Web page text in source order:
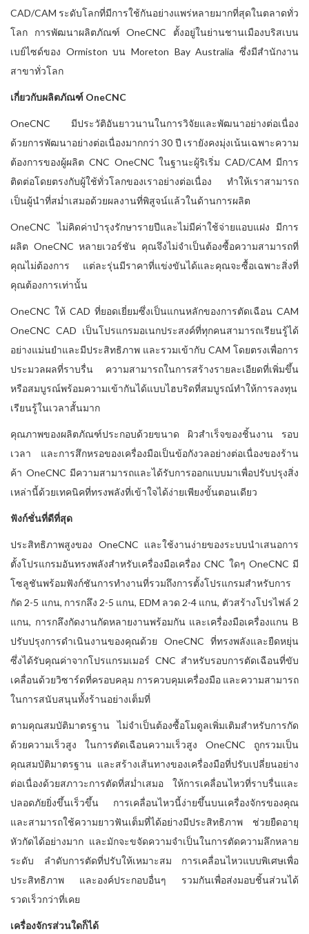
CAD/CAM ระดับโลกที่มีการใช้กันอย่างแพร่หลายมากที่สุดในตลาดทั่ว
โลก การพัฒนาผลิตภัณฑ์ OneCNC ตั้งอยู่ในย่านชานเมืองบริสเบน
เบย์ไซด์ของ Ormiston บน Moreton Bay Australia ซึ่งมีสำนักงาน
สาขาทั่วโลก
เกี่ยวกับผลิตภัณฑ์ OneCNC
OneCNC มีประวัติอันยาวนานในการวิจัยและพัฒนาอย่างต่อเนื่อง
ด้วยการพัฒนาอย่างต่อเนื่องมากกว่า 30 ปี เรายังคงมุ่งเน้นเฉพาะความ
ต้องการของผู้ผลิต CNC OneCNC ในฐานะผู้ริเริ่ม CAD/CAM มีการ
ติดต่อโดยตรงกับผู้ใช้ทั่วโลกของเราอย่างต่อเนื่อง ทำให้เราสามารถ
เป็นผู้นำที่สม่ำเสมอด้วยผลงานที่พิสูจน์แล้วในด้านการผลิต
OneCNC ไม่คิดค่าบำรุงรักษารายปีและไม่มีค่าใช้จ่ายแอบแฝง มีการ
ผลิต OneCNC หลายเวอร์ชัน คุณจึงไม่จำเป็นต้องซื้อความสามารถที่
คุณไม่ต้องการ แต่ละรุ่นมีราคาที่แข่งขันได้และคุณจะซื้อเฉพาะสิ่งที่
คุณต้องการเท่านั้น
OneCNC ให้ CAD ที่ยอดเยี่ยมซึ่งเป็นแกนหลักของการตัดเฉือน CAM
OneCNC CAD เป็นโปรแกรมอเนกประสงค์ที่ทุกคนสามารถเรียนรู้ได้
อย่างแม่นยำและมีประสิทธิภาพ และรวมเข้ากับ CAM โดยตรงเพื่อการ
ประมวลผลที่ราบรื่น ความสามารถในการสร้างรายละเอียดที่เพิ่มขึ้น
หรือสมบูรณ์พร้อมความเข้ากันได้แบบไฮบริดที่สมบูรณ์ทำให้การลงทุน
เรียนรู้ในเวลาสั้นมาก
คุณภาพของผลิตภัณฑ์ประกอบด้วยขนาด ผิวสำเร็จของชิ้นงาน รอบ
เวลา และการสึกหรอของเครื่องมือเป็นข้อกังวลอย่างต่อเนื่องของร้าน
ค้า OneCNC มีความสามารถและได้รับการออกแบบมาเพื่อปรับปรุงสิ่ง
เหล่านี้ด้วยเทคนิคที่ทรงพลังที่เข้าใจได้ง่ายเพียงขั้นตอนเดียว
ฟังก์ชั่นที่ดีที่สุด
ประสิทธิภาพสูงของ OneCNC และใช้งานง่ายของระบบนำเสนอการ
ตั้งโปรแกรมอันทรงพลังสำหรับเครื่องมือเครื่อง CNC ใดๆ OneCNC มี
โซลูชันพร้อมฟังก์ชันการทำงานที่รวมถึงการตั้งโปรแกรมสำหรับการ
กัด 2-5 แกน, การกลึง 2-5 แกน, EDM ลวด 2-4 แกน, ตัวสร้างโปรไฟล์ 2
แกน, การกลึงกัดงานกัดหลายงานพร้อมกัน และเครื่องมือเครื่องแกน B
ปรับปรุงการดำเนินงานของคุณด้วย OneCNC ที่ทรงพลังและยืดหยุ่น
ซึ่งได้รับคุณค่าจากโปรแกรมเมอร์ CNC สำหรับรอบการตัดเฉือนที่ขับ
เคลื่อนด้วยวิซาร์ดที่ครอบคลุม การควบคุมเครื่องมือ และความสามารถ
ในการสนับสนุนทั้งร้านอย่างเต็มที่
ตามคุณสมบัติมาตรฐาน ไม่จำเป็นต้องซื้อโมดูลเพิ่มเติมสำหรับการกัด
ด้วยความเร็วสูง ในการตัดเฉือนความเร็วสูง OneCNC ถูกรวมเป็น
คุณสมบัติมาตรฐาน และสร้างเส้นทางของเครื่องมือที่ปรับเปลี่ยนอย่าง
ต่อเนื่องด้วยสภาวะการตัดที่สม่ำเสมอ ให้การเคลื่อนไหวที่ราบรื่นและ
ปลอดภัยยิ่งขึ้นเร็วขึ้น การเคลื่อนไหวนี้ง่ายขึ้นบนเครื่องจักรของคุณ
และสามารถใช้ความยาวฟันเต็มที่ได้อย่างมีประสิทธิภาพ ช่วยยืดอายุ
หัวกัดได้อย่างมาก และมักจะขจัดความจำเป็นในการตัดความลึกหลาย
ระดับ ลำดับการตัดที่ปรับให้เหมาะสม การเคลื่อนไหวแบบพิเศษเพื่อ
ประสิทธิภาพ และองค์ประกอบอื่นๆ รวมกันเพื่อส่งมอบชิ้นส่วนได้
รวดเร็วกว่าที่เคย
เครื่องจักรส่วนใดก็ได้